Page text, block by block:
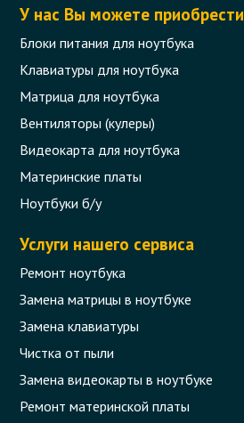
У нас Вы можете приобрести
Блоки питания для ноутбука
Клавиатуры для ноутбука
Матрица для ноутбука
Вентиляторы (кулеры)
Видеокарта для ноутбука
Материнские платы
Ноутбуки б/у
Услуги нашего сервиса
Ремонт ноутбука
Замена матрицы в ноутбуке
Замена клавиатуры
Чистка от пыли
Замена видеокарты в ноутбуке
Ремонт материнской платы